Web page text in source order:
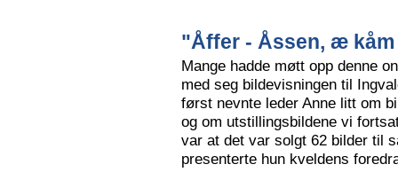
"Åffer - Åssen, æ
Mange hadde møtt opp denne
med seg bildevisningen til
først nevnte leder Anne litt om
og om utstillingsbildene vi
var at det var solgt 62 bilder til
presenterte hun kveldens